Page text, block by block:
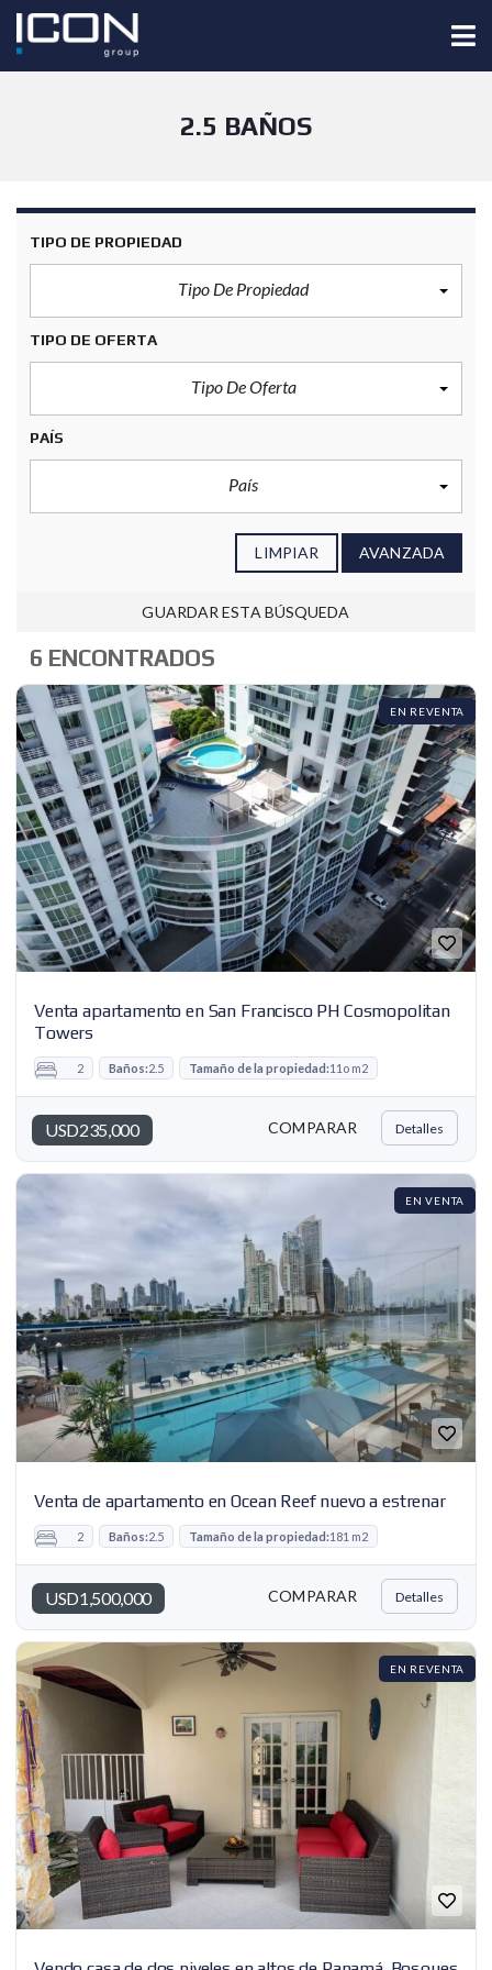
2.5 BAÑOS
TIPO DE PROPIEDAD
Tipo De Propiedad
TIPO DE OFERTA
Tipo De Oferta
PAÍS
País
LIMPIAR AVANZADA
GUARDAR ESTA BÚSQUEDA
6 ENCONTRADOS
EN REVENTA
Venta apartamento en San Francisco PH Cosmopolitan
Towers
USD235,000
2 Baños:2.5 Tamaño de la propiedad:11o m2
COMPARAR Detalles
EN VENTA
Venta de apartamento en Ocean Reef nuevo a estrenar
USD1,500,000
2 Baños:2.5 Tamaño de la propiedad:181 m2
COMPARAR Detalles
EN REVENTA